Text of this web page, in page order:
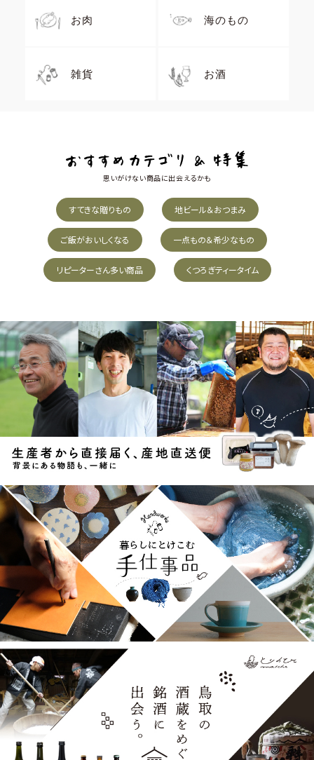
お肉 海のもの
雑貨 お酒
思いがけない商品に出会えるかも
すてきな贈りもの 地ビール＆おつまみ
ご飯がおいしくなる 一点もの＆希少なもの
リピーターさん多い商品 くつろぎティータイム